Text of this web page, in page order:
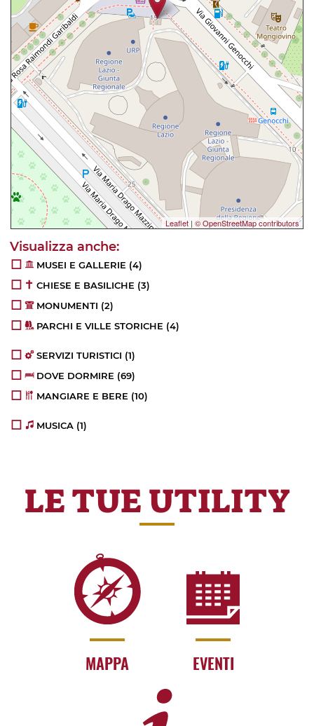
Leaflet | © OpenStreetMap contributors
MUSEI E GALLERIE (4)
CHIESE E BASILICHE (3)
MONUMENTI (2)
PARCHI E VILLE STORICHE (4)
SERVIZI TURISTICI (1)
DOVE DORMIRE (69)
MANGIARE E BERE (10)
MUSICA (1)
LE TUE UTILITY
MAPPA EVENTI